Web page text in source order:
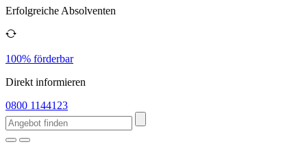
Erfolgreiche Absolventen
100% förderbar
Direkt informieren
0800 1144123